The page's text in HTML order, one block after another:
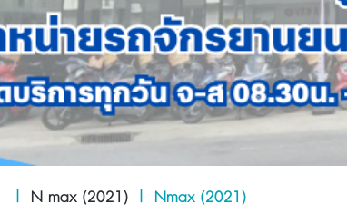
| N max (2021) | Nmax (2021)